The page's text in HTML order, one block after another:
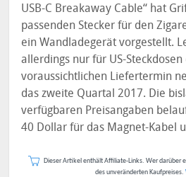
USB-C Breakaway Cable“ hat
passenden Stecker für den
ein Wandladegerät vorgestellt.
allerdings nur für US-
voraussichtlichen Liefertermin
das zweite Quartal 2017. Die
verfügbaren Preisangaben
40 Dollar für das Magnet-Kabel
Dieser Artikel enthält Affiliate-Links. Wer darüber
des unveränderten Kaufpreises.